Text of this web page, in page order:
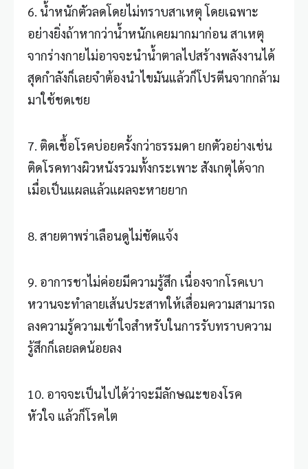
6. น้ำหนักตัวลดโดยไม่ทราบสาเหตุ โดยเฉพาะ
อย่างยิ่งถ้าหากว่าน้ำหนักเคยมากมาก่อน สาเหตุ
จากร่างกายไม่อาจจะนำน้ำตาลไปสร้างพลังงานได้
สุดกำลังก็เลยจำต้องนำไขมันแล้วก็โปรตีนจากกล้าม
มาใช้ชดเชย
7. ติดเชื้อโรคบ่อยครั้งกว่าธรรมดา ยกตัวอย่างเช่น
ติดโรคทางผิวหนังรวมทั้งกระเพาะ สังเกตุได้จาก
เมื่อเป็นแผลแล้วแผลจะหายยาก
8. สายตาพร่าเลือนดูไม่ชัดแจ้ง
9. อาการชาไม่ค่อยมีความรู้สึก เนื่องจากโรคเบา
หวานจะทำลายเส้นประสาทให้เสื่อมความสามารถ
ลงความรู้ความเข้าใจสำหรับในการรับทราบความ
รู้สึกก็เลยลดน้อยลง
10. อาจจะเป็นไปได้ว่าจะมีลักษณะของโรค
หัวใจ แล้วก็โรคไต